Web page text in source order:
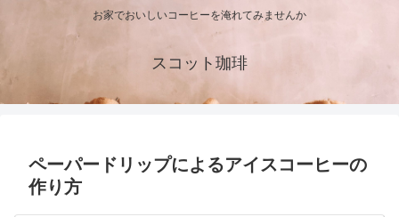
お家でおいしいコーヒーを淹れてみませんか
スコット珈琲
ペーパードリップによるアイスコーヒーの
作り方